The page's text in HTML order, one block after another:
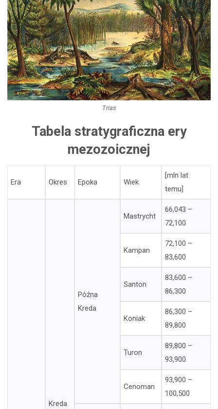
Trias
Tabela stratygraficzna ery
mezozoicznej
Era Okres Epoka Wiek
[mln lat
temu]
Kreda
Późna
Kreda
Mastrycht
66,043 –
72,100
Kampan
72,100 –
83,600
Santon
83,600 –
86,300
Koniak
86,300 –
89,800
Turon
89,800 –
93,900
Cenoman
93,900 –
100,500